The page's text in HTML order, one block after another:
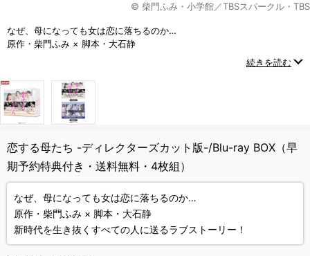
© 柴門ふみ・小学館／TBSスパークル・TBS
なぜ、母になっても女は恋に落ちるのか…
原作・柴門ふみ × 脚本・大石静
続きを読む
恋する母たち -ディレクターズカット版-/Blu-ray BOX（早
期予約特典付き・送料無料・4枚組）
なぜ、母になっても女は恋に落ちるのか…
原作・柴門ふみ × 脚本・大石静
新時代を生き抜くすべての人に送るラブストーリー！